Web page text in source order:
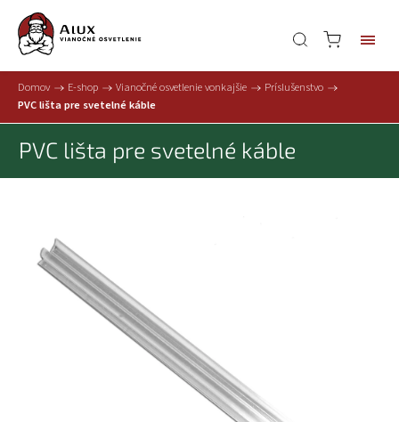
Domov / E-shop / Vianočné osvetlenie vonkajšie / Príslušenstvo /
PVC lišta pre svetelné káble
PVC lišta pre svetelné káble